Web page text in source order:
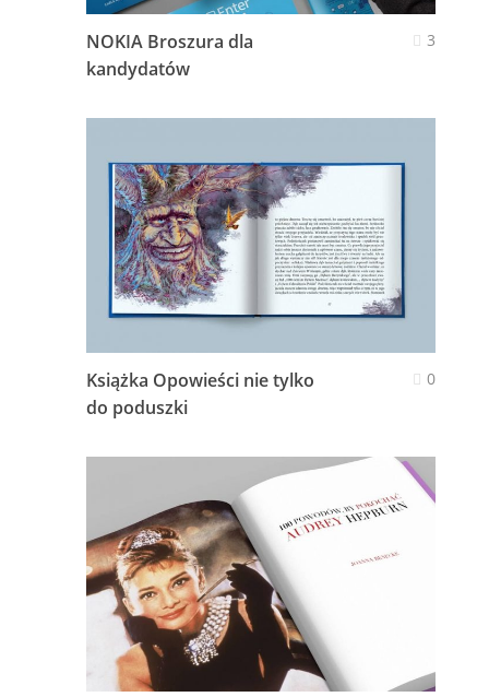
NOKIA Broszura dla
kandydatów
3
Książka Opowieści nie tylko
do poduszki
0